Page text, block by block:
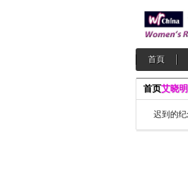
首頁
首页艾晓
迟到的